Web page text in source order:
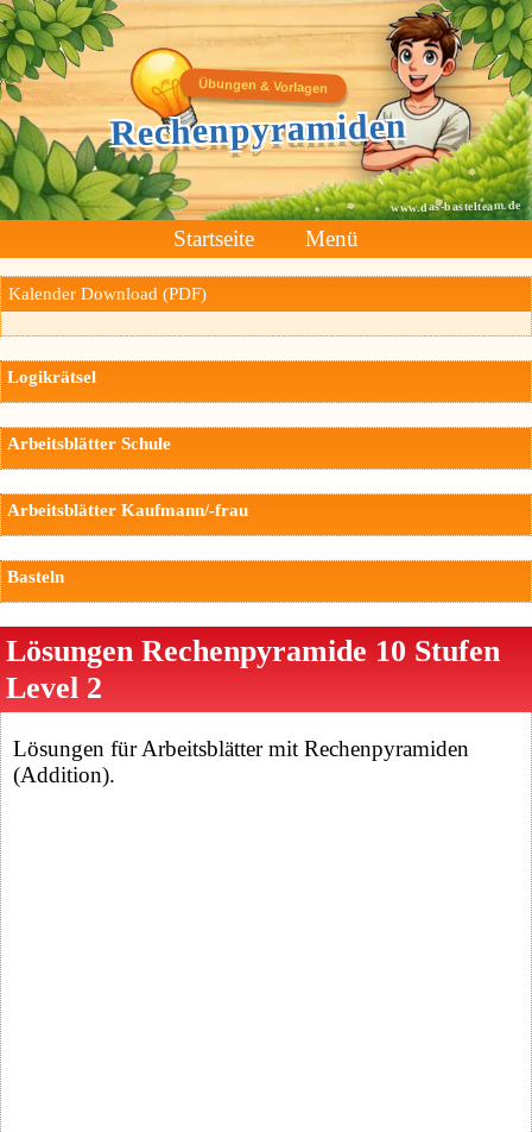
Übungen & Vorlagen
Rechenpyramiden
www.das-bastelteam.de
Startseite Menü
Kalender Download (PDF)
Logikrätsel
Arbeitsblätter Schule
Arbeitsblätter Kaufmann/-frau
Basteln
Lösungen Rechenpyramide 10 Stufen
Level 2
Lösungen für Arbeitsblätter mit Rechenpyramiden
(Addition).